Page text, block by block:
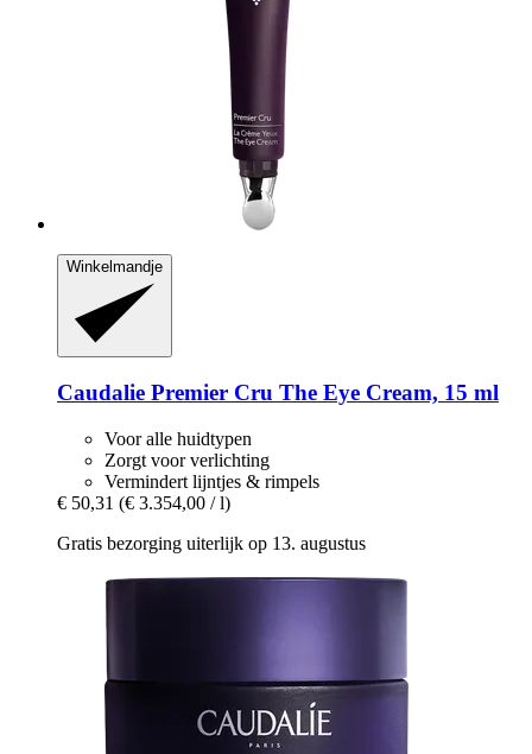
Winkelmandje
Caudalie Premier Cru The Eye Cream, 15 ml
Voor alle huidtypen
Zorgt voor verlichting
Vermindert lijntjes & rimpels
€ 50,31 (€ 3.354,00 / l)
Gratis bezorging uiterlijk op 13. augustus